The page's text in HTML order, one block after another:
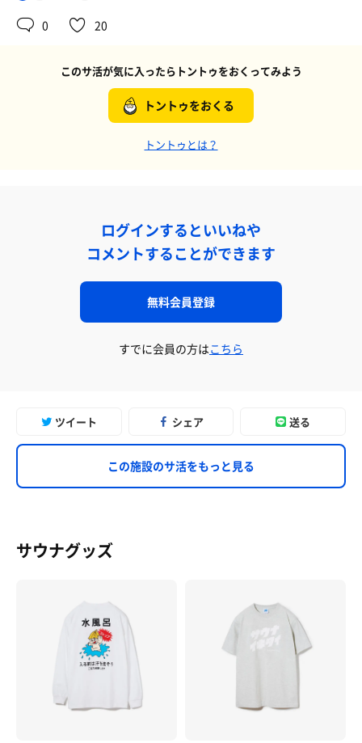
0 20
このサ活が気に入ったらトントゥをおくってみよう
トントゥをおくる
トントゥとは？
ログインするといいねや
コメントすることができます
無料会員登録
すでに会員の方はこちら
ツイート シェア 送る
この施設のサ活をもっと見る
サウナグッズ